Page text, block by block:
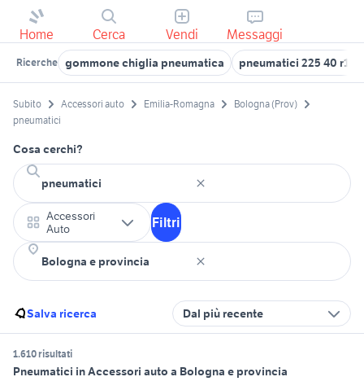
Home Cerca Vendi Messaggi
Ricerche gommone chiglia pneumatica pneumatici 225 40 r18
Subito Accessori auto Emilia-Romagna
Bologna (Prov)
pneumatici
Cosa cerchi?
Accessori
Auto
Filtri
Salva ricerca Dal più recente
1.610 risultati
Pneumatici in Accessori auto a Bologna e provincia